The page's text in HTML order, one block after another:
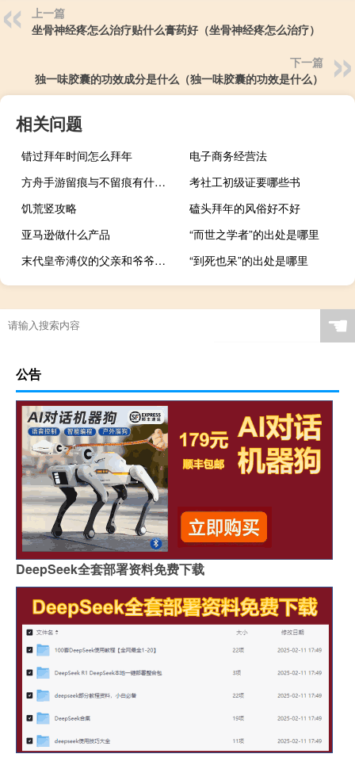
上一篇
坐骨神经疼怎么治疗贴什么膏药好（坐骨神经疼怎么治疗）
下一篇
独一味胶囊的功效成分是什么（独一味胶囊的功效是什么）
相关问题
错过拜年时间怎么拜年
电子商务经营法
方舟手游留痕与不留痕有什么区别
考社工初级证要哪些书
饥荒竖攻略
磕头拜年的风俗好不好
亚马逊做什么产品
“而世之学者”的出处是哪里
末代皇帝溥仪的父亲和爷爷是谁 末代皇帝溥仪的父亲是谁
“到死也呆”的出处是哪里
☚
公告
DeepSeek全套部署资料免费下载